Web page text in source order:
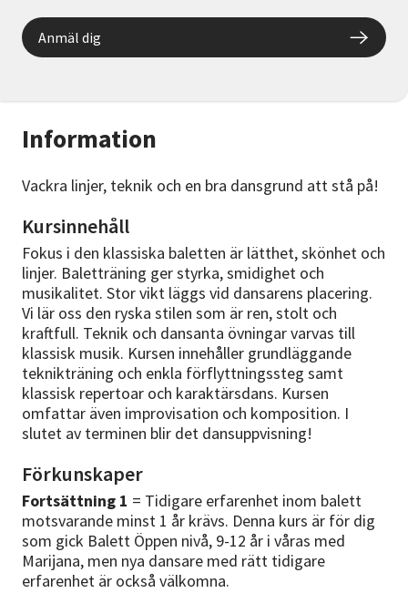
Information
Vackra linjer, teknik och en bra dansgrund att stå på!
Kursinnehåll
Fokus i den klassiska baletten är lätthet, skönhet och
linjer. Baletträning ger styrka, smidighet och
musikalitet. Stor vikt läggs vid dansarens placering.
Vi lär oss den ryska stilen som är ren, stolt och
kraftfull. Teknik och dansanta övningar varvas till
klassisk musik. Kursen innehåller grundläggande
teknikträning och enkla förflyttningssteg samt
klassisk repertoar och karaktärsdans. Kursen
omfattar även improvisation och komposition. I
slutet av terminen blir det dansuppvisning!
Förkunskaper
Fortsättning 1 = Tidigare erfarenhet inom balett
motsvarande minst 1 år krävs. Denna kurs är för dig
som gick Balett Öppen nivå, 9-12 år i våras med
Marijana, men nya dansare med rätt tidigare
erfarenhet är också välkomna.
Anmäl dig